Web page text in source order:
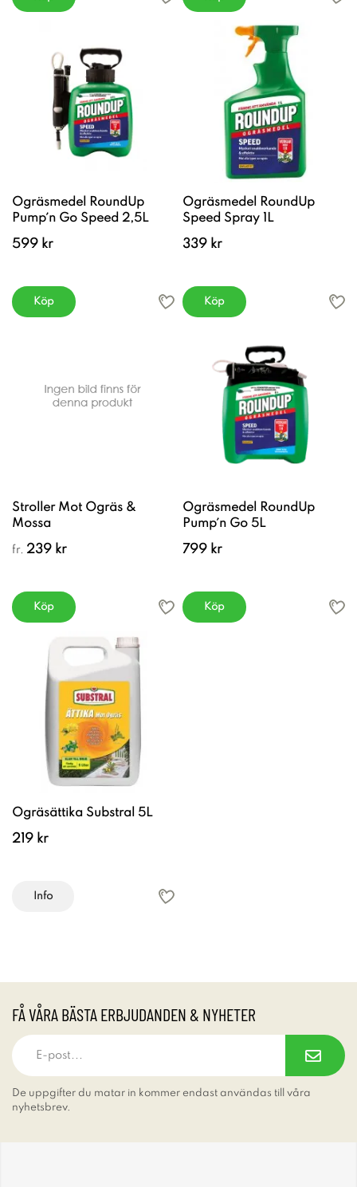
Ogräsmedel RoundUp
Pump´n Go Speed 2,5L
599 kr
Köp
Ogräsmedel RoundUp
Speed Spray 1L
339 kr
Köp
Stroller Mot Ogräs &
Mossa
fr. 239 kr
Köp
Ogräsmedel RoundUp
Pump´n Go 5L
799 kr
Köp
Ogräsättika Substral 5L
219 kr
Info
FÅ VÅRA BÄSTA ERBJUDANDEN & NYHETER
De uppgifter du matar in kommer endast användas till våra
nyhetsbrev.